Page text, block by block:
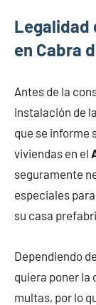
Legalidad
en Cabra
Antes de la
instalación de
que se informe
viviendas en el
seguramente
especiales
su casa
Dependiendo
quiera poner la
multas, por lo